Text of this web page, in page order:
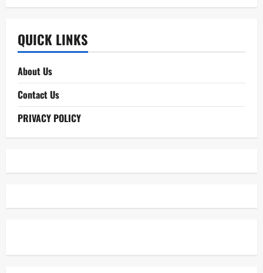
QUICK LINKS
About Us
Contact Us
PRIVACY POLICY